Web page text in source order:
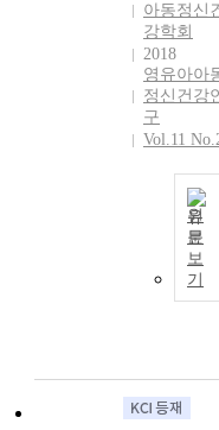
아동정신
강학회
2018
영유아아
정신건강
구
Vol.11
원
문
보
기